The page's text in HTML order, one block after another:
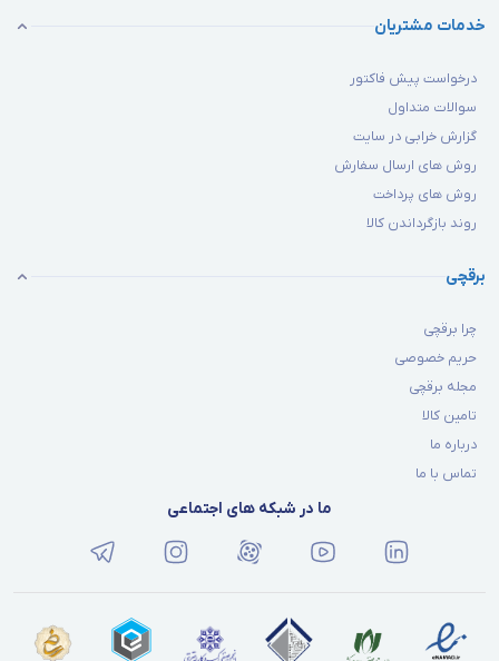
خدمات مشتریان
درخواست پیش فاکتور
سوالات متداول
گزارش خرابی در سایت
روش های ارسال سفارش
روش های پرداخت
روند بازگرداندن کالا
برقچی
چرا برقچی
حریم خصوصی
مجله برقچی
تامین کالا
درباره ما
تماس با ما
ما در شبکه های اجتماعی